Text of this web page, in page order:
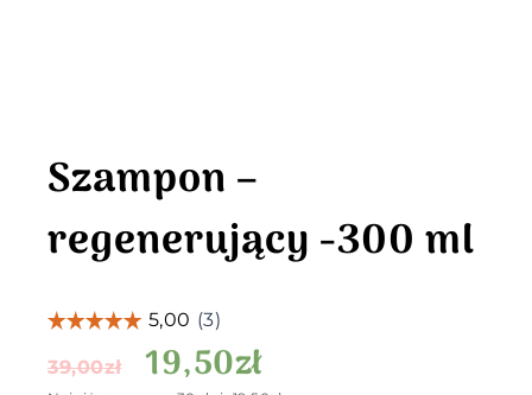
Szampon –
regenerujący -300 ml
39,00zł 19,50zł